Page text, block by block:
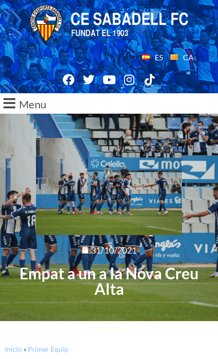
ES CA
Menu
31/10/2021
Empat a un a la Nova Creu
Alta
Inicio » Primer Equip